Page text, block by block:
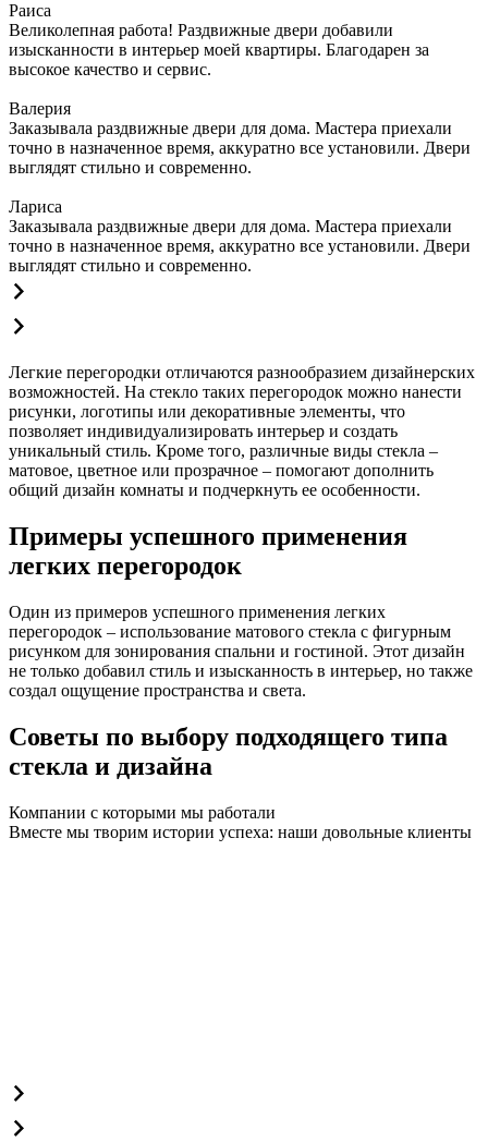
Раиса
Великолепная работа! Раздвижные двери добавили
изысканности в интерьер моей квартиры. Благодарен за
высокое качество и сервис.
Валерия
Заказывала раздвижные двери для дома. Мастера приехали
точно в назначенное время, аккуратно все установили. Двери
выглядят стильно и современно.
Лариса
Заказывала раздвижные двери для дома. Мастера приехали
точно в назначенное время, аккуратно все установили. Двери
выглядят стильно и современно.
Легкие перегородки отличаются разнообразием дизайнерских
возможностей. На стекло таких перегородок можно нанести
рисунки, логотипы или декоративные элементы, что
позволяет индивидуализировать интерьер и создать
уникальный стиль. Кроме того, различные виды стекла –
матовое, цветное или прозрачное – помогают дополнить
общий дизайн комнаты и подчеркнуть ее особенности.
Примеры успешного применения
легких перегородок
Один из примеров успешного применения легких
перегородок – использование матового стекла с фигурным
рисунком для зонирования спальни и гостиной. Этот дизайн
не только добавил стиль и изысканность в интерьер, но также
создал ощущение пространства и света.
Советы по выбору подходящего типа
стекла и дизайна
Компании с которыми мы работали
Вместе мы творим истории успеха: наши довольные клиенты